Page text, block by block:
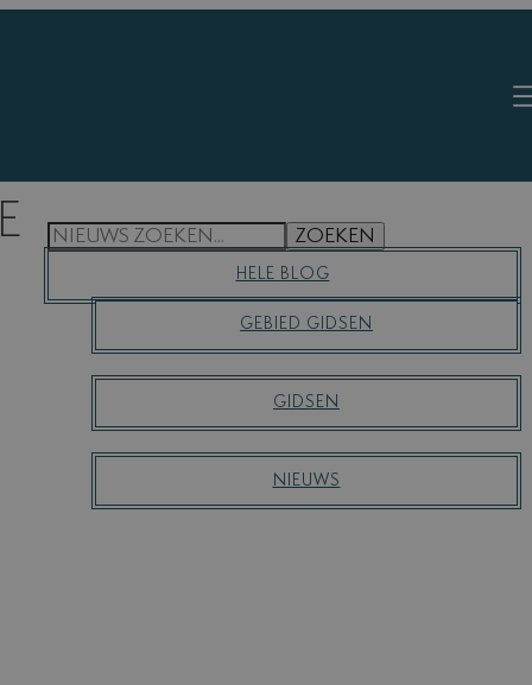
S
ZOEKEN
HELE BLOG
GEBIED GIDSEN
GIDSEN
NIEUWS